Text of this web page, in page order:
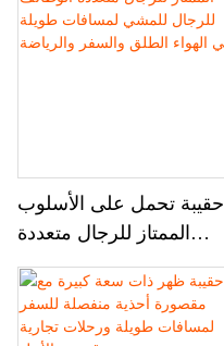
حقيبة تحمل على الأسلوب
الممتاز للرجال متعددة
الوظائف للرجال للمشي
لمسافات طويلة في الهواء
الطلق والسفر والرياضة